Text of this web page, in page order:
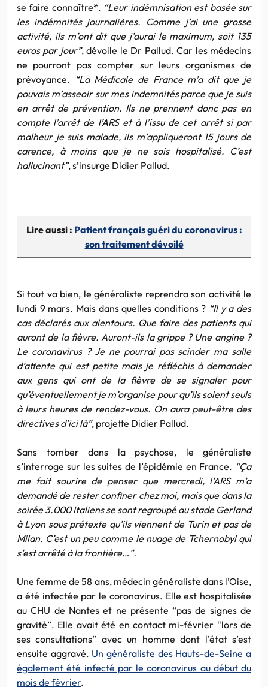
se faire connaître*. “Leur indémnisation est basée sur
les indémnités journalières. Comme j’ai une grosse
activité, ils m’ont dit que j’aurai le maximum, soit 135
euros par jour”, dévoile le Dr Pallud. Car les médecins
ne pourront pas compter sur leurs organismes de
prévoyance. “La Médicale de France m’a dit que je
pouvais m’asseoir sur mes indemnités parce que je suis
en arrêt de prévention. Ils ne prennent donc pas en
compte l’arrêt de l’ARS et à l’issu de cet arrêt si par
malheur je suis malade, ils m’appliqueront 15 jours de
carence, à moins que je ne sois hospitalisé. C’est
hallucinant”, s’insurge Didier Pallud.
Lire aussi : Patient français guéri du coronavirus :
son traitement dévoilé
Si tout va bien, le généraliste reprendra son activité le
lundi 9 mars. Mais dans quelles conditions ? “Il y a des
cas déclarés aux alentours. Que faire des patients qui
auront de la fièvre. Auront-ils la grippe ? Une angine ?
Le coronavirus ? Je ne pourrai pas scinder ma salle
d’attente qui est petite mais je réfléchis à demander
aux gens qui ont de la fièvre de se signaler pour
qu’éventuellement je m’organise pour qu’ils soient seuls
à leurs heures de rendez-vous. On aura peut-être des
directives d’ici là”, projette Didier Pallud.
Sans tomber dans la psychose, le généraliste
s’interroge sur les suites de l’épidémie en France. “Ça
me fait sourire de penser que mercredi, l’ARS m’a
demandé de rester confiner chez moi, mais que dans la
soirée 3.000 Italiens se sont regroupé au stade Gerland
à Lyon sous prétexte qu’ils viennent de Turin et pas de
Milan. C’est un peu comme le nuage de Tchernobyl qui
s’est arrêté à la frontière…”.
Une femme de 58 ans, médecin généraliste dans l’Oise,
a été infectée par le coronavirus. Elle est hospitalisée
au CHU de Nantes et ne présente “pas de signes de
gravité”. Elle avait été en contact mi-février “lors de
ses consultations” avec un homme dont l’état s’est
ensuite aggravé. Un généraliste des Hauts-de-Seine a
également été infecté par le coronavirus au début du
mois de février.